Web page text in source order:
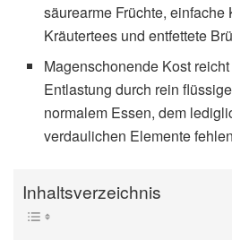
säurearme Früchte, einfache
Kräutertees und entfettete
Magenschonende Kost
Entlastung durch rein
normalem Essen, dem
verdaulichen Elemente
Inhaltsverzeichnis